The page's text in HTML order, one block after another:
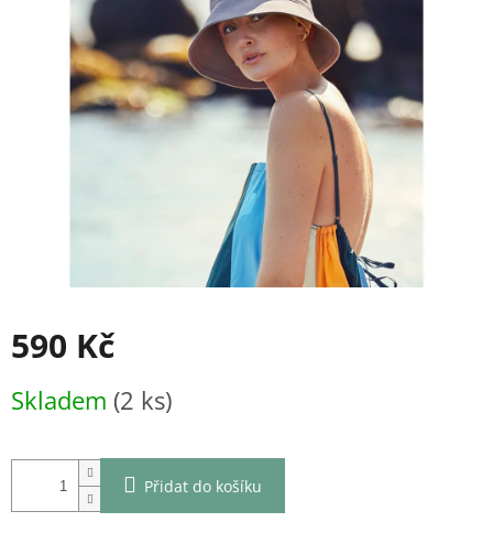
hvězdiček.
590 Kč
cena:
Skladem (2 ks)
Přidat do košíku